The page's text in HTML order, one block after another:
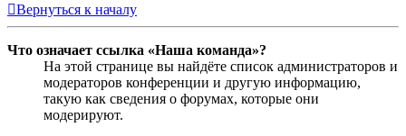
Вернуться к началу
Что означает ссылка «Наша команда»?
На этой странице вы найдёте список администраторов и
модераторов конференции и другую информацию,
такую как сведения о форумах, которые они
модерируют.